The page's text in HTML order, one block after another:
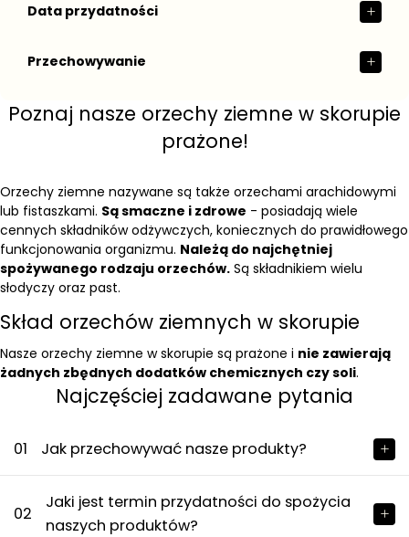
Data przydatności
Przechowywanie
Poznaj nasze orzechy ziemne w skorupie
prażone!
Orzechy ziemne nazywane są także orzechami arachidowymi
lub fistaszkami. Są smaczne i zdrowe - posiadają wiele
cennych składników odżywczych, koniecznych do prawidłowego
funkcjonowania organizmu. Należą do najchętniej
spożywanego rodzaju orzechów. Są składnikiem wielu
słodyczy oraz past.
Skład orzechów ziemnych w skorupie
Nasze orzechy ziemne w skorupie są prażone i nie zawierają
żadnych zbędnych dodatków chemicznych czy soli.
Najczęściej zadawane pytania
01 Jak przechowywać nasze produkty?
02
Jaki jest termin przydatności do spożycia
naszych produktów?